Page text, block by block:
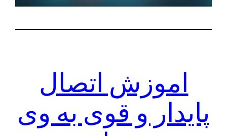
اموزش اتصال
پایدار و قوی به وی